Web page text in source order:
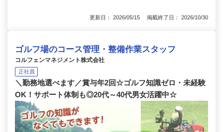
更新日： 2026/05/15 掲載終了日： 2026/10/30
ゴルフ場のコース管理・整備作業スタッフ
コルフェンマネジメント株式会社
正社員
＼勤務地選べます／賞与年2回☆ゴルフ知識ゼロ・未経験
OK！サポート体制も◎20代～40代男女活躍中☆